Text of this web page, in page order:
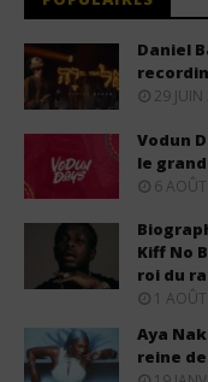
Daniel
29
Vodun
le
6
Kiff No
roi du
1
Aya
reine